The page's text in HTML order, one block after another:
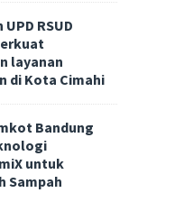
RSUD
layanan
di Kota Cimahi
Bandung
untuk
Sampah